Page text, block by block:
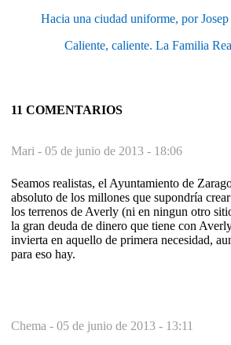
Hacia una ciudad uniforme, por
Caliente, caliente. La Familia
11 COMENTARIOS
Mari - 05 de junio de 2013 - 18:06
Seamos realistas, el Ayuntamiento de
absoluto de los millones que supondría
los terrenos de Averly (ni en ningun otro
la gran deuda de dinero que tiene con
invierta en aquello de primera necesidad,
para eso hay.
Chema - 05 de junio de 2013 - 13:11